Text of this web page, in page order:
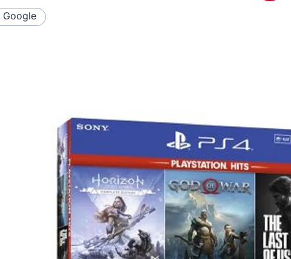
Google